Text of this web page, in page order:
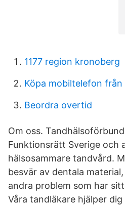
1177 region kronoberg
Köpa mobiltelefon från
Beordra overtid
Om oss.
Funktionsrätt Sverige och
hälsosammare tandvård.
besvär av dentala
andra problem som har
Våra tandläkare hjälper